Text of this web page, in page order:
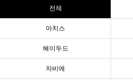
전체
아치스
헤이두드
자비에